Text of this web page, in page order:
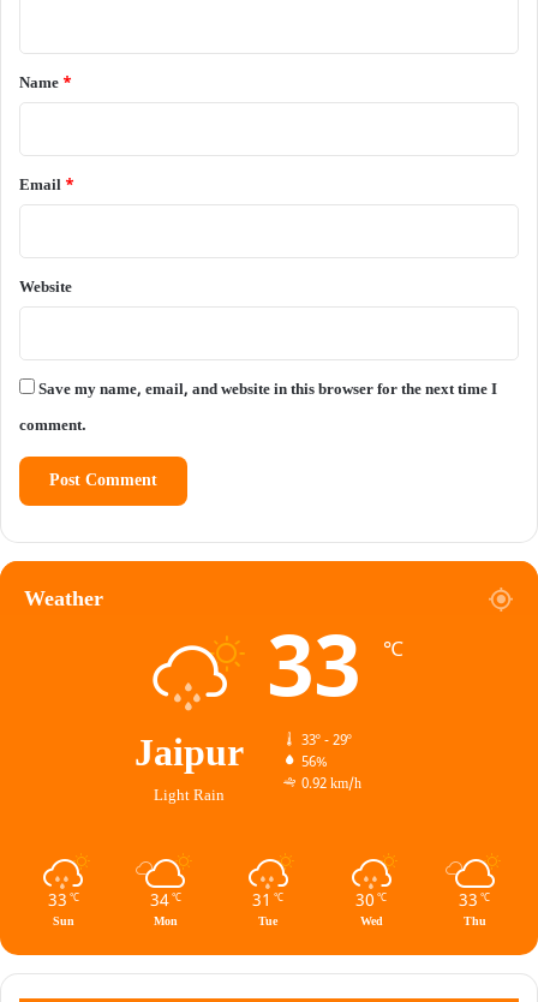
*
Name *
Email *
Website
Save my name, email, and website in this browser for the next time I
comment.
Weather
Jaipur
Light Rain
33 ℃
33º - 29º
56%
0.92 km/h
33 ℃
Sun
34 ℃
Mon
31 ℃
Tue
30 ℃
Wed
33 ℃
Thu